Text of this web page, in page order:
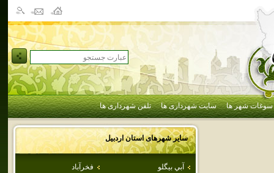
سوغات شهر ها سایت شهرداری ها تلفن شهرداری ها
سایر شهرهای استاناردبيل
آبي بيگلو
فخرآباد